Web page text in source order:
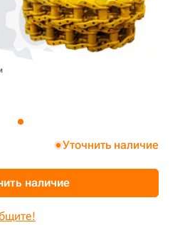
Уточнить наличие
наличие